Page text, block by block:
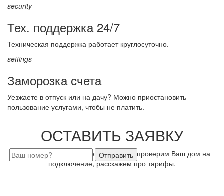
security
Тех. поддержка 24/7
Техническая поддержка работает круглосуточно.
settings
Заморозка счета
Уезжаете в отпуск или на дачу? Можно приостановить
пользование услугами, чтобы не платить.
ОСТАВИТЬ ЗАЯВКУ
Закажите бесплатную консультацию, проверим Ваш дом на
подключение, расскажем про тарифы.
Отправить